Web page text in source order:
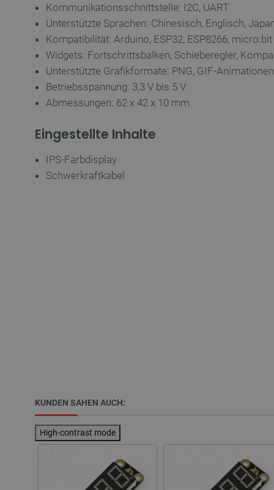
Kommunikationsschnittstelle: I2C, UART
Unterstützte Sprachen: Chinesisch, Englisch,
Kompatibilität: Arduino, ESP32, ESP8266, micro:bit
Widgets: Fortschrittsbalken, Schieberegler,
Unterstützte Grafikformate: PNG, GIF-Animationen
Betriebsspannung: 3,3 V bis 5 V
Abmessungen: 62 x 42 x 10 mm
Eingestellte Inhalte
IPS-Farbdisplay
Schwerkraftkabel
KUNDEN SAHEN AUCH:
High-contrast mode
PrestaShop-
critData
Storage declaration